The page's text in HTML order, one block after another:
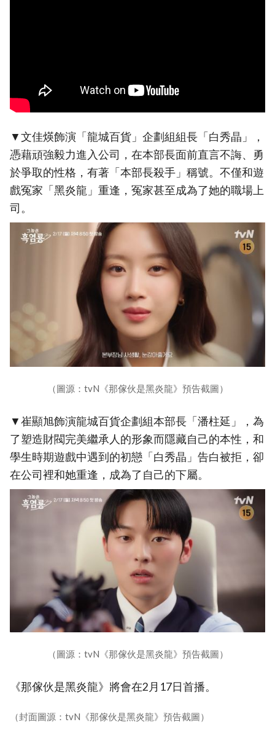
▼文佳煐飾演「龍城百貨」企劃組組長「白秀晶」，
憑藉頑強毅力進入公司，在本部長面前直言不誨、勇
於爭取的性格，有著「本部長殺手」稱號。不僅和遊
戲冤家「黑炎龍」重逢，冤家甚至成為了她的職場上
司。
（圖源：tvN《那傢伙是黑炎龍》預告截圖）
▼崔顯旭飾演龍城百貨企劃組本部長「潘柱延」，為
了塑造財閥完美繼承人的形象而隱藏自己的本性，和
學生時期遊戲中遇到的初戀「白秀晶」告白被拒，卻
在公司裡和她重逢，成為了自己的下屬。
（圖源：tvN《那傢伙是黑炎龍》預告截圖）
《那傢伙是黑炎龍》將會在2月17日首播。
（封面圖源：tvN《那傢伙是黑炎龍》預告截圖）